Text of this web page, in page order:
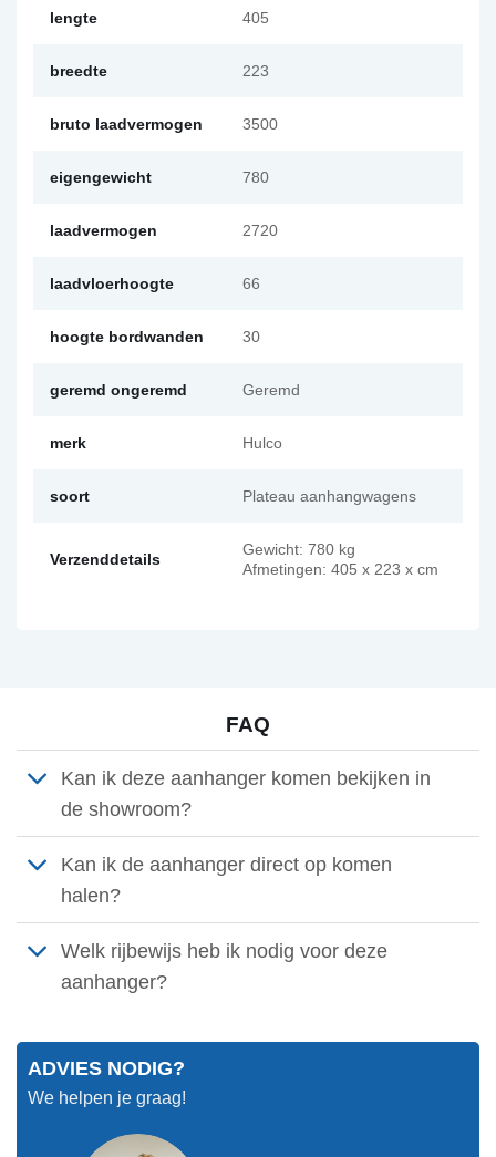
lengte 405
breedte 223
bruto laadvermogen 3500
eigengewicht 780
laadvermogen 2720
laadvloerhoogte 66
hoogte bordwanden 30
geremd ongeremd Geremd
merk Hulco
soort Plateau aanhangwagens
Verzenddetails
Gewicht: 780 kg
Afmetingen: 405 x 223 x cm
FAQ
Kan ik deze aanhanger komen bekijken in
de showroom?
Kan ik de aanhanger direct op komen
halen?
Welk rijbewijs heb ik nodig voor deze
aanhanger?
ADVIES NODIG?
We helpen je graag!